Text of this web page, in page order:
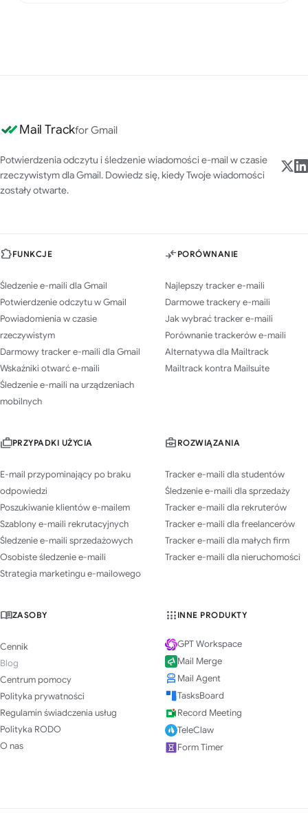
Mail Trackfor Gmail
Potwierdzenia odczytu i śledzenie wiadomości e-mail w czasie
rzeczywistym dla Gmail. Dowiedz się, kiedy Twoje wiadomości
zostały otwarte.
FUNKCJE
Śledzenie e-maili dla Gmail
Potwierdzenie odczytu w Gmail
Powiadomienia w czasie
rzeczywistym
Darmowy tracker e-maili dla Gmail
Wskaźniki otwarć e-maili
Śledzenie e-maili na urządzeniach
mobilnych
PORÓWNANIE
Najlepszy tracker e-maili
Darmowe trackery e-maili
Jak wybrać tracker e-maili
Porównanie trackerów e-maili
Alternatywa dla Mailtrack
Mailtrack kontra Mailsuite
PRZYPADKI UŻYCIA
E-mail przypominający po braku
odpowiedzi
Poszukiwanie klientów e-mailem
Szablony e-maili rekrutacyjnych
Śledzenie e-maili sprzedażowych
Osobiste śledzenie e-maili
Strategia marketingu e-mailowego
ROZWIĄZANIA
Tracker e-maili dla studentów
Śledzenie e-maili dla sprzedaży
Tracker e-maili dla rekruterów
Tracker e-maili dla freelancerów
Tracker e-maili dla małych firm
Tracker e-maili dla nieruchomości
ZASOBY
Cennik
Blog
Centrum pomocy
Polityka prywatności
Regulamin świadczenia usług
Polityka RODO
O nas
INNE PRODUKTY
GPT Workspace
Mail Merge
Mail Agent
TasksBoard
Record Meeting
TeleClaw
Form Timer